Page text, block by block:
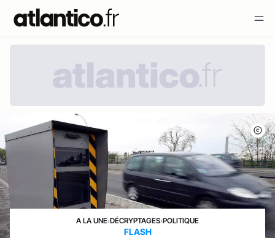
A LA UNE›DÉCRYPTAGES›POLITIQUE
FLASH